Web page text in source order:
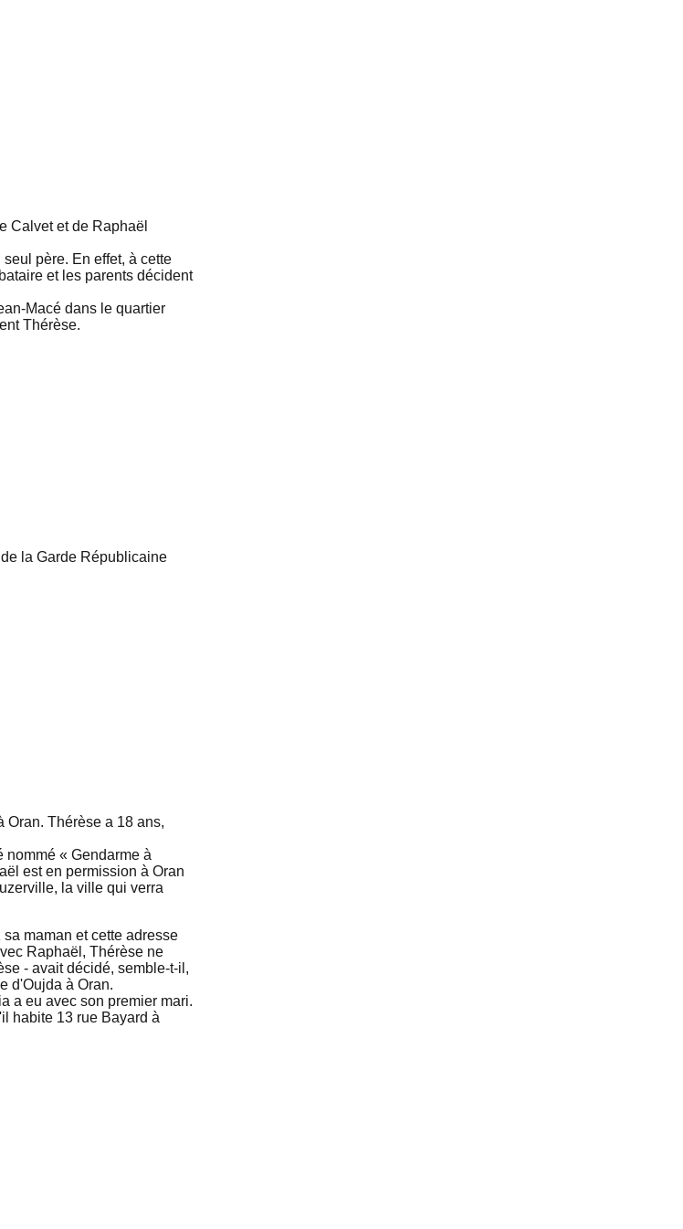
Calvet et de Raphaël
père. En effet, à cette
et les parents décident
Macé dans le quartier
Thérèse.
la Garde Républicaine
Oran. Thérèse a 18 ans,
nommé « Gendarme à
est en permission à Oran
la ville qui verra
maman et cette adresse
Raphaël, Thérèse ne
- avait décidé, semble-t-il,
d'Oujda à Oran.
a eu avec son premier mari.
habite 13 rue Bayard à